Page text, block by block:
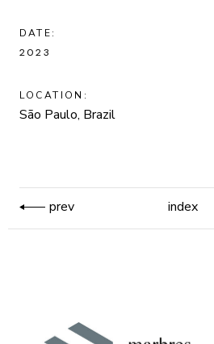
DATE:
2023
LOCATION:
São Paulo, Brazil
prev index